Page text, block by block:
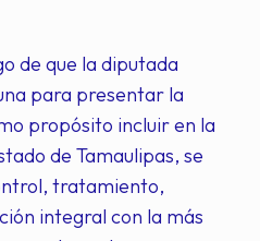
de que la diputada
para presentar la
propósito incluir en la
de Tamaulipas, se
tratamiento,
integral con la más